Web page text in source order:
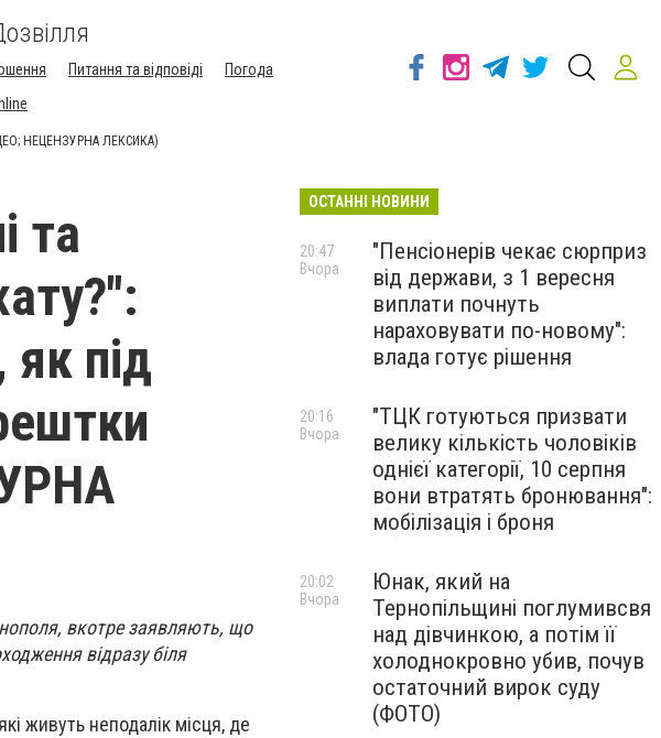
Питання та відповіді
Погода
НЕЦЕНЗУРНА ЛЕКСИКА)
та
під
вкотре заявляють, що
відразу біля
живуть неподалік місця, де
ОСТАННІ НОВИНИ
"Пенсіонерів чекає сюрприз
від держави, з 1 вересня
виплати почнуть
нараховувати по-новому":
влада готує рішення
20:47
Вчора
"ТЦК готуються призвати
велику кількість чоловіків
однієї категорії, 10 серпня
вони втратять бронювання":
мобілізація і броня
20:16
Вчора
Юнак, який на
Тернопільщині поглумивсвя
над дівчинкою, а потім її
холоднокровно убив, почув
остаточний вирок суду
(ФОТО)
20:02
Вчора